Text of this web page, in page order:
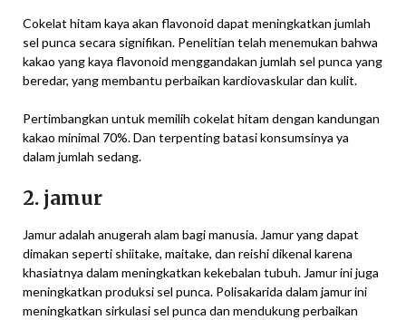
Cokelat hitam kaya akan flavonoid dapat meningkatkan jumlah
sel punca secara signifikan. Penelitian telah menemukan bahwa
kakao yang kaya flavonoid menggandakan jumlah sel punca yang
beredar, yang membantu perbaikan kardiovaskular dan kulit.
Pertimbangkan untuk memilih cokelat hitam dengan kandungan
kakao minimal 70%. Dan terpenting batasi konsumsinya ya
dalam jumlah sedang.
2. jamur
Jamur adalah anugerah alam bagi manusia. Jamur yang dapat
dimakan seperti shiitake, maitake, dan reishi dikenal karena
khasiatnya dalam meningkatkan kekebalan tubuh. Jamur ini juga
meningkatkan produksi sel punca. Polisakarida dalam jamur ini
meningkatkan sirkulasi sel punca dan mendukung perbaikan